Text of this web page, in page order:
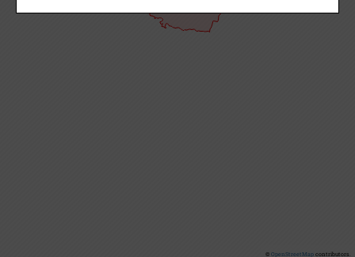
© OpenStreetMapcontributors.